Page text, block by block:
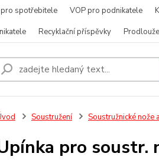
pro spotřebitele VOP pro podnikatele
Recyklační příspěvky
Soustružení Soustružnické nože
pro soustr.